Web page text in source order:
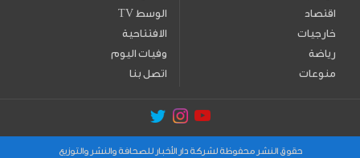
اقتصاد
خارجيات
رياضة
منوعات
TV الوسط
الافتتاحية
وفيات اليوم
اتصل بنا
حقوق النشر محفوظة لشركة دار الأخبار للصحافة والنشر والتوزيع